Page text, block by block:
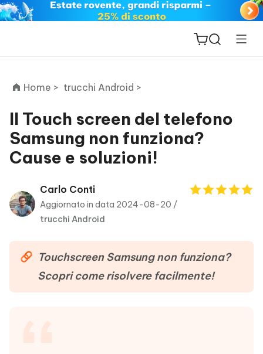
ReiBoot
for iOS
PDNob
PDF
Editor
New
iAnyGo
Home > trucchi Android >
Il Touch screen del telefono
Samsung non funziona?
Cause e soluzioni!
Carlo Conti
Aggiornato in data 2024-08-20 /
trucchi Android
Touchscreen Samsung non funziona?
Scopri come risolvere facilmente!